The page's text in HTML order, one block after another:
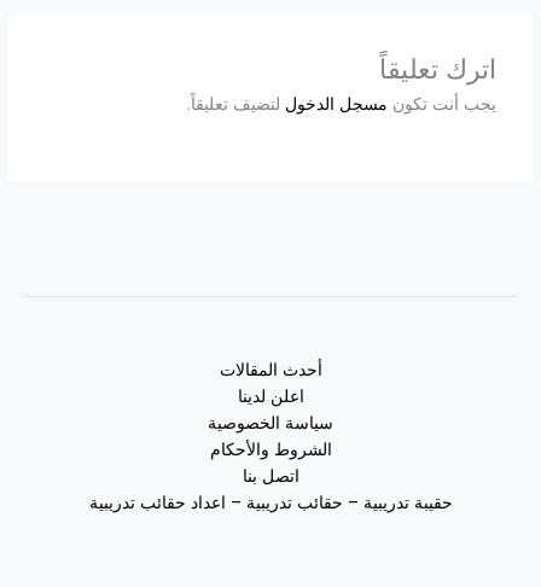
اترك تعليقاً
يجب أنت تكون مسجل الدخول لتضيف تعليقاً.
أحدث المقالات
اعلن لدينا
سياسة الخصوصية
الشروط والأحكام
اتصل بنا
حقيبة تدريبية – حقائب تدريبية – اعداد حقائب تدريبية